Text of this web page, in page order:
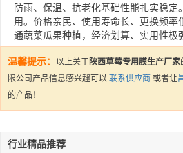
防雨、保温、抗老化基础性能扎实稳
用。价格亲民、使用寿命长、更换频
通蔬菜瓜果种植，经济划算、实用性极
温馨提示： 以上关于陕西草莓专用膜生产厂家
限公司产品信息感兴趣可以 联系供应商 或者让
的产品！
行业精品推荐